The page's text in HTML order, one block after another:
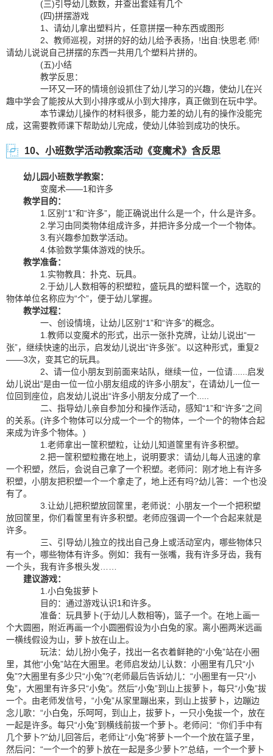
(三)引导幼儿数数，并查出套娃有几个
(四)拼摆游戏
1、请幼儿拿出塑料片，任意拼摆一种东西或图形
2、教师巡视，对拼的好的幼儿给予表扬，!出自:快思老.师!
请幼儿说说自己拼摆的东西一共用几个塑料片拼的。
(五)小结
教学反思：
一环又一环的情境创设抓住了幼儿学习的兴趣，使幼儿在兴
趣中学会了能按从大到小排序或从小到大排序，真正做到在玩中学。
本节课幼儿操作的材料很多，能力差的幼儿有的操作没能完
成，这需要教师课下帮助幼儿完成，使幼儿体验到成功的快乐。
10、小班数学活动教案活动《变魔术》含反思
幼儿园小班数学教案：
变魔术——1和许多
教学目的：
1.区别“1”和“许多”，能正确说出什么是一个，什么是许多。
2.学习由同类物体组成许多，并把许多分成一个一个物体。
3.有兴趣参加数学活动。
4.体验数学集体游戏的快乐。
教学准备：
1.实物教具：扑克、玩具。
2.于幼儿人数相等的积塑粒，盛玩具的塑料筐一个，选取的
物体单位名称应为“个”，便于幼儿掌握。
教学过程：
一、创设情境，让幼儿区别“1”和“许多”的概念。
1.教师以变魔术的形式，出示一张扑克牌，让幼儿说出“一
张”，继续快速的出示，启发幼儿说出“许多张”。以这种形式，重复2
——3次，变其它的玩具。
2、请一位小朋友到前面来站队，继续一位，一位请......启发
幼儿说出“是由一位一位小朋友组成的许多小朋友”，在请幼儿一位一
位回到座位，启发幼儿说出“许多小朋友分成了一个.....
二、指导幼儿亲自参加分和操作活动，感知“1”和“许多”之间
的关系。(许多个物体可以分成一个一个的物体，一个一个的物体合起
来成为许多个物体。)
1.老师拿出一筐积塑粒，让幼儿知道筐里有许多积塑。
2.把一筐积塑粒撒在地上，说明要求：请幼儿每人迅速的拿
一个积塑，然后，会说自己拿了一个积塑。老师问：刚才地上有许多
积塑，小朋友把积塑一个一个拿走了，地上还有吗?幼儿答：一个也没
有了。
3.让幼儿把积塑放回筐里，老师说：小朋友一个一个把积塑
放回筐里，你们看筐里有许多积塑。老师应强调一个一个合起来就是
许多。
三、引导幼儿独立的找出自己身上或活动室内，哪些物体只
有一个，哪些物体有许多。例如：我有一张嘴，我有许多牙齿，我有
一个头，我有许多根头发……
建议游戏：
1.小白兔拔萝卜
目的：通过游戏认识1和许多。
准备：玩具萝卜(于幼儿人数相等)，篮子一个。在地上画一
个大圆圈，附近再画一个小圆圈假设为小白兔的家。离小圈两米远画
一横线假设为山，萝卜放在山上。
玩法：幼儿扮小兔子，找出一名衣着鲜艳的“小兔”站在小圈
里，其他“小兔”站在大圈里。老师启发幼儿认数：小圈里有几只“小
兔”?大圈里有多少只“小兔”?(老师最后告诉幼儿：“小圈里有一只“小
兔”，大圈里有许多只“小兔”。然后“小兔”到山上拔萝卜，每只“小兔”拔
一个。由老师发信号，“小兔”从家里蹦出来，到山上拔萝卜，边蹦边
念儿歌：“小白兔，乐呵呵，到山上，拔萝卜，一只小兔拔一个，放在
一起是许多。每只“小兔”到横线前拔一个萝卜。老师问：“你们手中有
几个萝卜?”幼儿回答后，老师让“小兔”将萝卜一个一个放在篮子里，
然后问：“一个一个的萝卜放在一起是多少萝卜?”总结，一个一个萝卜